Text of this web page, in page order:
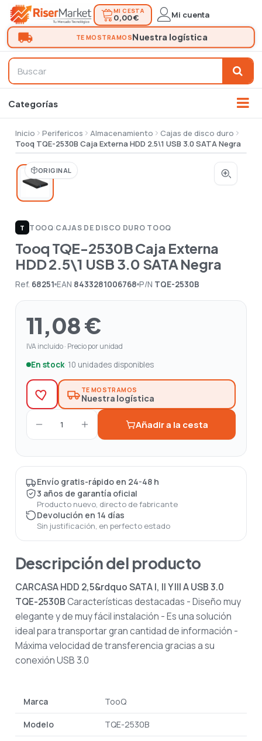
MI CESTA
0,00 € Mi cuenta
Inicio Perifericos Almacenamiento
Cajas de disco duro
Tooq TQE-2530B Caja Externa HDD 2.5\1 USB 3.0 SATA Negra
ORIGINAL
T TOOQ|CAJAS DE DISCO DURO TOOQ
Tooq TQE-2530B Caja Externa
HDD 2.5\1 USB 3.0 SATA Negra
Ref. 68251 EAN 8433281006768 P/N TQE-2530B
11,08 €
IVA incluido · Precio por unidad
En stock· 10 unidades disponibles
TE MOSTRAMOS
Nuestra logística
1 Añadir a la cesta
Envío gratis-rápido en 24-48 h
3 años de garantía oficial
Producto nuevo, directo de fabricante
Devolución en 14 días
Sin justificación, en perfecto estado
Descripción del producto
CARCASA HDD 2,5&rdquo SATA I, II Y III A USB 3.0
TQE-2530BCaracterísticas destacadas - Diseño muy
elegante y de muy fácil instalación - Es una solución
ideal para transportar gran cantidad de información -
Máxima velocidad de transferencia gracias a su
conexión USB 3.0
Marca TooQ
Modelo TQE-2530B